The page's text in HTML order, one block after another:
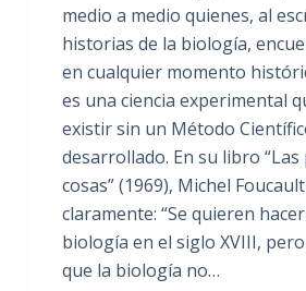
medio a medio quienes, al
historias de la biología,
en cualquier momento
es una ciencia experimental
existir sin un Método
desarrollado. En su libro “Las
cosas” (1969), Michel
claramente: “Se quieren
biología en el siglo XVIII,
que la biología no…